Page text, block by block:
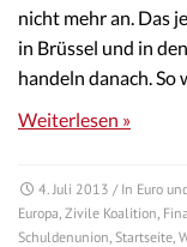
nicht mehr an. Das
in Brüssel und in
handeln danach.
Weiterlesen »
4. Juli 2013 / In Euro
Europa Zivile Koalition
Schuldenunion Startseite